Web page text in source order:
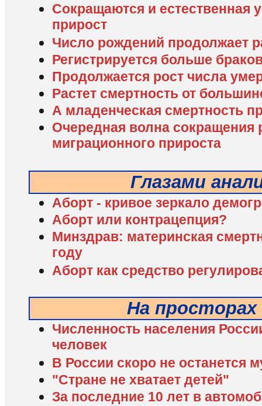
Сокращаются и естественная
прирост
Число рождений продолжает
Регистрируется больше
Продолжается рост числа
Растет смертность от
А младенческая смертность
Очередная волна сокращения
миграционного прироста
Глазами
Аборт - кривое зеркало
Аборт или контрацепция?
Минздрав: материнская
году
Аборт как средство
На просторах
Численность населения
человек
В России скоро не останется
"Стране не хватает детей"
За последние 10 лет в